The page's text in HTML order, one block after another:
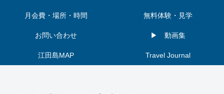
月会費・場所・時間 無料体験・見学
お問い合わせ ▶︎ 動画集
江田島MAP Travel Journal